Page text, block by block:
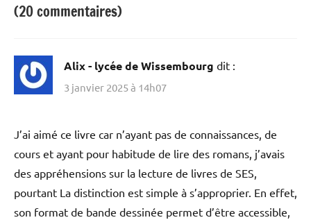
(20 commentaires)
Alix - lycée de Wissembourg dit :
3 janvier 2025 à 14h07
J’ai aimé ce livre car n’ayant pas de connaissances, de
cours et ayant pour habitude de lire des romans, j’avais
des appréhensions sur la lecture de livres de SES,
pourtant La distinction est simple à s’approprier. En effet,
son format de bande dessinée permet d’être accessible,